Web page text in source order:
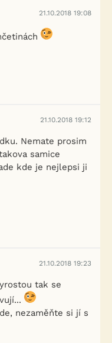
21.10.2018 19:08
21.10.2018 19:12
Nemate prosim
samice
kde je nejlepsi ji
21.10.2018 19:23
tak se
nezaměňte si jí s